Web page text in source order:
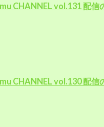
CHANNEL vol.131 配信
CHANNEL vol.130 配信